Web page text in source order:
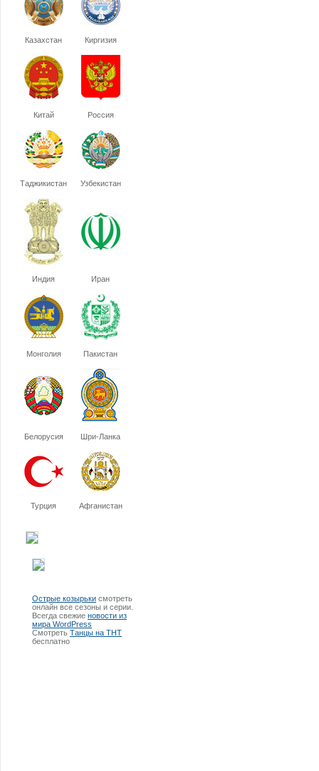
Казахстан Киргизия
Китай Россия
Таджикистан Узбекистан
Индия Иран
Монголия Пакистан
Белорусия Шри-Ланка
Турция Афганистан
Острые козырьки смотреть
онлайн все сезоны и серии.
Всегда свежие новости из
мира WordPress
Смотреть Танцы на ТНТ
бесплатно